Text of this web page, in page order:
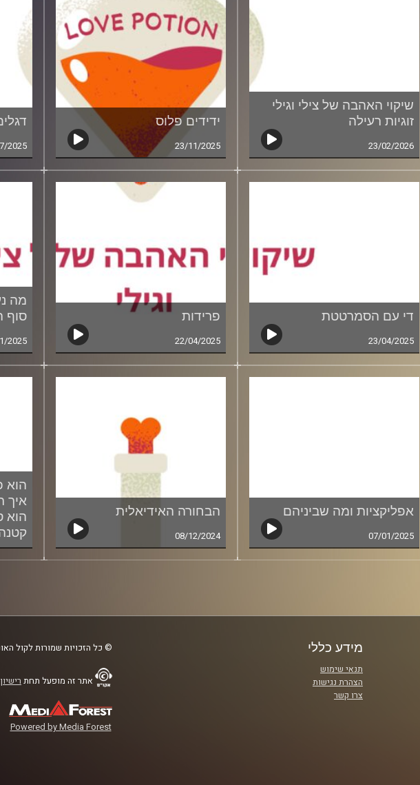
שיקוי האהבה של צילי וגילי
זוגיות רעילה
23/02/2026
ידידים פלוס
23/11/2025
2025
די עם הסמרטטת
23/04/2025
פרידות
22/04/2025
מה
סוף
2025
אפליקציות ומה שביניהם
07/01/2025
הבחורה האידיאלית
08/12/2024
הוא
איך
הוא
2024
מידע כללי
תנאי שימוש
הצהרת נגישות
צרו קשר
© כל הזכויות שמורות לקול
אתר זה מופעל תחת
Powered by Media Forest